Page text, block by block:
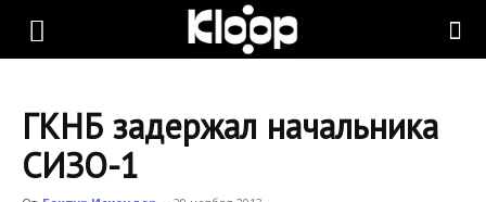
KLOOP.KG
ГКНБ задержал начальника
СИЗО-1